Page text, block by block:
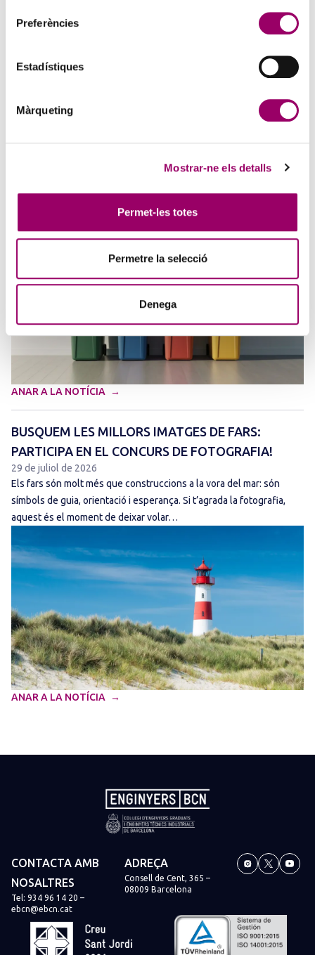
Preferències
Estadístiques
Màrqueting
Mostrar-ne els detalls
Permet-les totes
Permetre la selecció
Denega
SERVEIS DE NETEJA I SERVEIS AUXILIARS
Tècnica de Barcelona (CATEB), organitza aquest curs que es durà a
terme els dies 3, 8 i 15 de setembre de 2026,…
ANAR A LA NOTÍCIA
BUSQUEM LES MILLORS IMATGES DE FARS:
PARTICIPA EN EL CONCURS DE FOTOGRAFIA!
29 de juliol de 2026
Els fars són molt més que construccions a la vora del mar: són
símbols de guia, orientació i esperança. Si t’agrada la fotografia,
aquest és el moment de deixar volar…
ANAR A LA NOTÍCIA
CONTACTA AMB
NOSALTRES
Tel: 934 96 14 20 –
ebcn@ebcn.cat
ADREÇA
Consell de Cent, 365 –
08009 Barcelona